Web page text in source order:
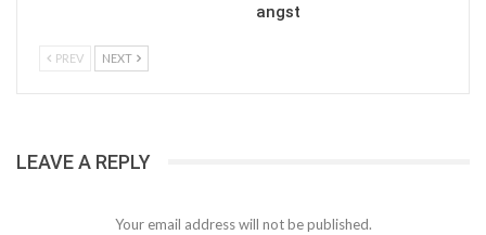
angst
PREV NEXT
LEAVE A REPLY
Your email address will not be published.